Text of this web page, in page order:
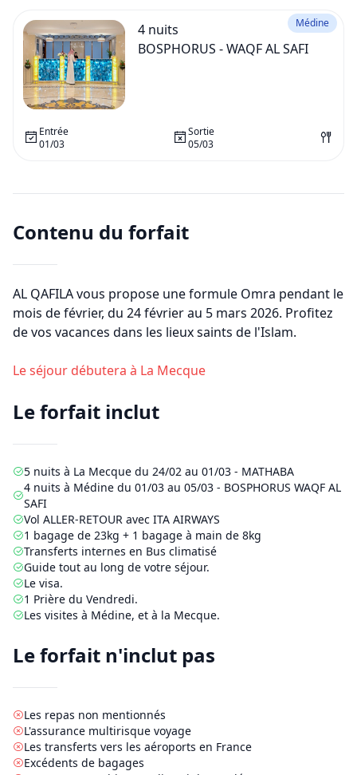
Médine
4 nuits
BOSPHORUS - WAQF AL SAFI
Entrée
01/03
Sortie
05/03
Contenu du forfait
AL QAFILA vous propose une formule Omra pendant le
mois defévrier, du 24 févrierau 5 mars 2026. Profitez
de vos vacances dans les lieux saints de l'Islam.
Le séjour débutera à La Mecque
Le forfait inclut
5 nuits à La Mecque du 24/02 au 01/03 - MATHABA
4 nuits à Médine du 01/03 au 05/03 - BOSPHORUS WAQF AL
SAFI
Vol ALLER-RETOUR avec ITA AIRWAYS
1 bagage de 23kg + 1 bagage à main de 8kg
Transferts internes en Bus climatisé
Guide tout au long de votre séjour.
Le visa.
1 Prière du Vendredi.
Les visites à Médine, et à la Mecque.
Le forfait n'inclut pas
Les repas non mentionnés
L'assurance multirisque voyage
Les transferts vers les aéroports en France
Excédents de bagages